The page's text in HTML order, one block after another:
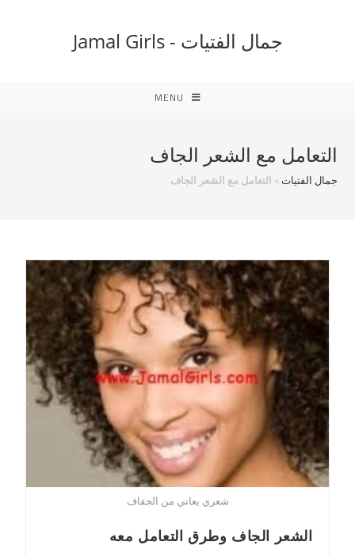
جمال الفتيات - Jamal Girls
MENU
التعامل مع الشعر الجاف
جمال الفتيات» التعامل مع الشعر الجاف
شعري يعاني من الجفاف
الشعر الجاف وطرق التعامل معه